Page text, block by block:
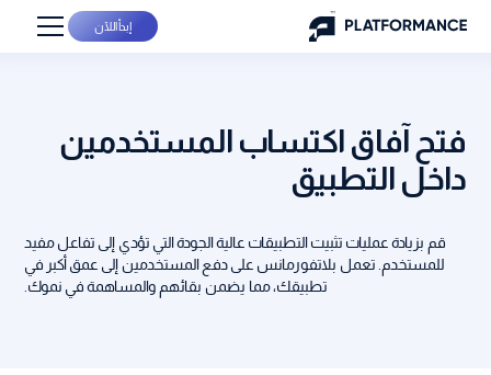
إبدأ اللآن
فتح آفاق اكتساب المستخدمين
داخل التطبيق
قم بزيادة عمليات تثبيت التطبيقات عالية الجودة التي تؤدي إلى تفاعل مفيد
للمستخدم. تعمل بلاتفورمانس على دفع المستخدمين إلى عمق أكبر في
تطبيقك، مما يضمن بقائهم والمساهمة في نموك.